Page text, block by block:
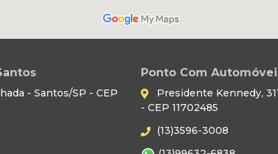
- Santos/SP - CEP
Ponto Com
Presidente Kennedy,
- CEP 11702485
(13)3596-3008